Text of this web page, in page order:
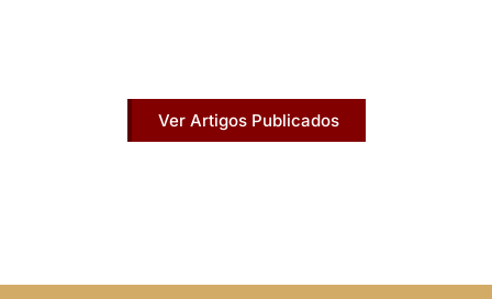
Ver Artigos Publicados